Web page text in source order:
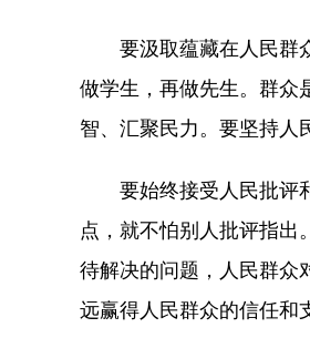
要汲取蕴藏在人民群众
做学生，再做先生。群众
智、汇聚民力。要坚持人
要始终接受人民批评和
点，就不怕别人批评指出
待解决的问题，人民群众
远赢得人民群众的信任和